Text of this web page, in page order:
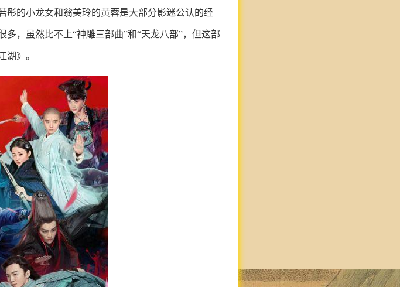
彤的小龙女和翁美玲的黄蓉是大部分影迷公认的经
，虽然比不上“神雕三部曲”和“天龙八部”，但这部
湖》。